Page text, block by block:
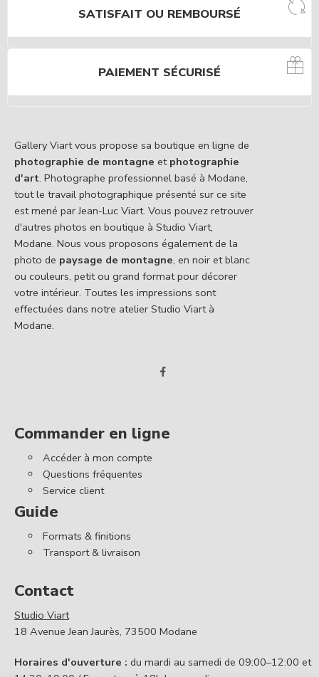
SATISFAIT OU REMBOURSÉ
PAIEMENT SÉCURISÉ
Gallery Viart vous propose sa boutique en ligne de
photographie de montagne et photographie
d'art. Photographe professionnel basé à Modane,
tout le travail photographique présenté sur ce site
est mené par Jean-Luc Viart. Vous pouvez retrouver
d'autres photos en boutique à Studio Viart,
Modane. Nous vous proposons également de la
photo de paysage de montagne, en noir et blanc
ou couleurs, petit ou grand format pour décorer
votre intérieur. Toutes les impressions sont
effectuées dans notre atelier Studio Viart à
Modane.
Commander en ligne
Accéder à mon compte
Questions fréquentes
Service client
Guide
Formats & finitions
Transport & livraison
Contact
Studio Viart
18 Avenue Jean Jaurès, 73500 Modane
Horaires d'ouverture : du mardi au samedi de 09:00–12:00 et